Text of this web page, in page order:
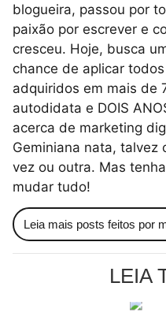
blogueira, passou por
paixão por escrever e
cresceu. Hoje, busca
chance de aplicar
adquiridos em mais de
autodidata e DOIS
acerca de marketing
Geminiana nata, talvez
vez ou outra. Mas
mudar tudo!
Leia mais posts feitos por
LEIA